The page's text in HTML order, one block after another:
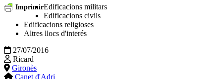
ImprimirEdificacions militars
Edificacions civils
Edificacions religioses
Altres llocs d'interés
27/07/2016
Ricard
Gironès
Canet d'Adri